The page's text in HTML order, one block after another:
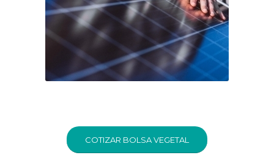
COTIZAR BOLSA VEGETAL